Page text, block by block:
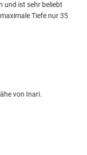
und ist sehr beliebt
Tiefe nur 35
von Inari.